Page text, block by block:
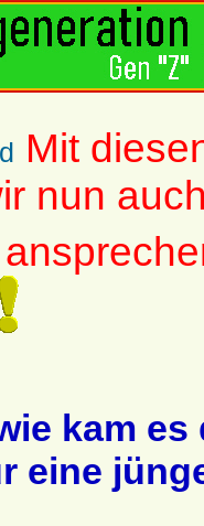
Mit
nun
kam
eine